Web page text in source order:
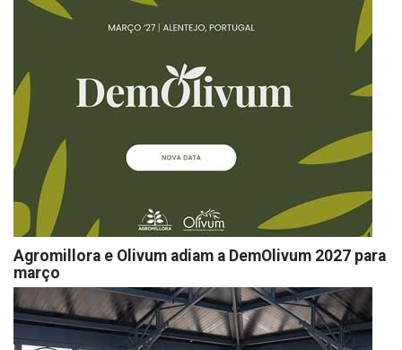
Agromillora e Olivum adiam a DemOlivum 2027 para
março